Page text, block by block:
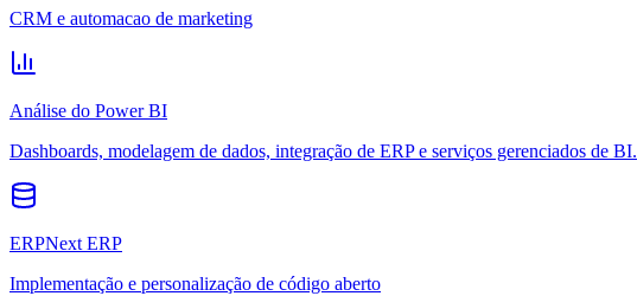
CRM e automacao de marketing
Análise do Power BI
Dashboards, modelagem de dados, integração de ERP e serviços gerenciados de BI.
ERPNext ERP
Implementação e personalização de código aberto